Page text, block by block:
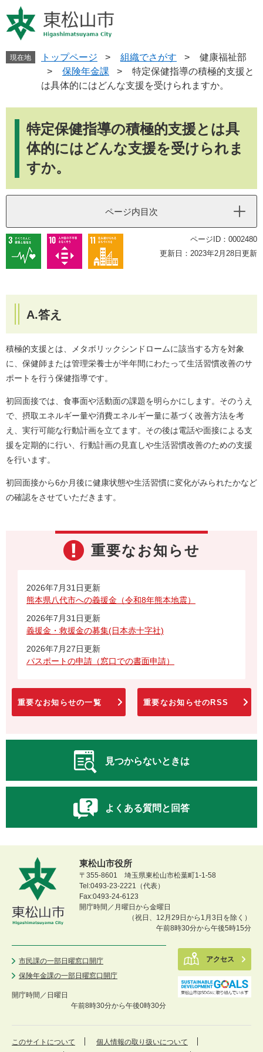
ー
ジ
ニ
ュ
現在地 トップページ > 組織でさがす >
健康福祉部
>
保険年金課 >
特定保健指導の積極的支援と
は具体的にはどんな支援を受けられますか。
特定保健指導の積極的支援とは具
体的にはどんな支援を受けられま
すか。
ページ内目次
ページID：0002480
更新日：2023年2月28日更新
A.答え
積極的支援とは、メタボリックシンドロームに該当する方を対象
に、保健師または管理栄養士が半年間にわたって生活習慣改善のサ
ポートを行う保健指導です。
初回面接では、食事面や活動面の課題を明らかにします。そのうえ
で、摂取エネルギー量や消費エネルギー量に基づく改善方法を考
え、実行可能な行動計画を立てます。その後は電話や面接による支
援を定期的に行い、行動計画の見直しや生活習慣改善のための支援
を行います。
初回面接から6か月後に健康状態や生活習慣に変化がみられたかなど
の確認をさせていただきます。
重要なお知らせ
2026年7月31日更新
熊本県八代市への義援金（令和8年熊本地震）
2026年7月31日更新
義援金・救援金の募集(日本赤十字社)
2026年7月27日更新
パスポートの申請（窓口での書面申請）
重要なお知らせの一覧 重要なお知らせのRSS
見つからないときは
よくある質問と回答
東松山市役所
〒355-8601 埼玉県東松山市松葉町1-1-58
Tel:0493-23-2221（代表）
Fax:0493-24-6123
開庁時間／月曜日から金曜日
（祝日、12月29日から1月3日を除く）
午前8時30分から午後5時15分
市民課の一部日曜窓口開庁
保険年金課の一部日曜窓口開庁
開庁時間／ 日曜日
午前8時30分から午後0時30分
アクセス
このサイトについて
個人情報の取り扱いについて